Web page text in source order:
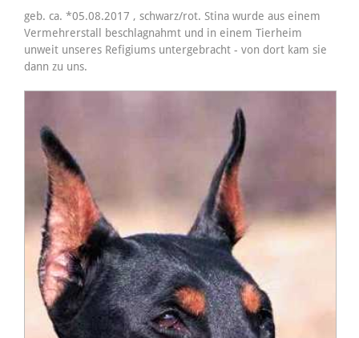
geb. ca. *05.08.2017 , schwarz/rot. Stina wurde aus einem
Vermehrerstall beschlagnahmt und in einem Tierheim
unweit unseres Refigiums untergebracht - von dort kam sie
dann zu uns.